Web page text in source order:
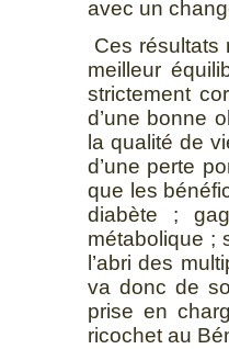
avec un
Ces résultats
meilleur
strictement
d’une bonne
la qualité de
d’une perte
que les
diabète ;
métabolique ;
l’abri des
va donc de
prise en
ricochet au